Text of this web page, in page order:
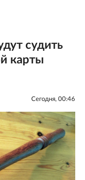
судить
карты
Сегодня, 00:46